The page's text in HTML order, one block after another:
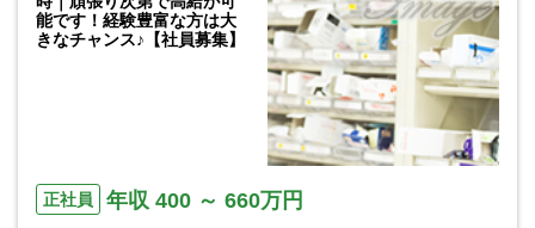
能です！経験豊富な方は大
きなチャンス♪【社員募集】
正社員 年収 400 ～ 660万円